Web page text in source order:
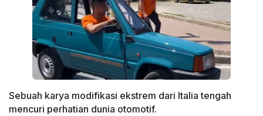
Sebuah karya modifikasi ekstrem dari Italia tengah
mencuri perhatian dunia otomotif.